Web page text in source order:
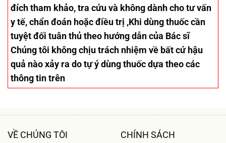
đích tham khảo, tra cứu và không dành cho tư vấn
y tế, chẩn đoán hoặc điều trị ,Khi dùng thuốc cần
tuyệt đối tuân thủ theo hướng dẫn của Bác sĩ
Chúng tôi không chịu trách nhiệm về bất cứ hậu
quả nào xảy ra do tự ý dùng thuốc dựa theo các
thông tin trên
VỀ CHÚNG TÔI CHÍNH SÁCH